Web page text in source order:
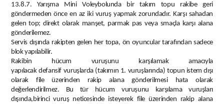
13.8.7. Yarışma Mini Voleybolunda bir takım topu rakibe geri
göndermeden önce en az iki vuruş yapmak zorundadır. Karşı sahadan
gelen top; direkt olarak manşet, parmak pas veya smaçla karşı alana
gönderilemez.
Servis dışında rakipten gelen her topa, ön oyuncular tarafından sadece
blok yapılabilir.
Rakibin hücum vuruşunu karşılamak amacıyla
yapılacakdefansif vuruşlarda (takımın 1. vuruşlarında) topun istem dışı
olarak file üzerinden rakip alana gönderilmesi hata olarak
değerlendirilmez. Bu tür hücum vuruşunu karşılama vuruşları
dışında,birinci vuruş neticesinde isteyerek file üzerinden rakip alana